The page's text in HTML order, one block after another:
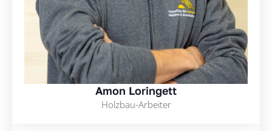
Amon Loringett
Holzbau-Arbeiter